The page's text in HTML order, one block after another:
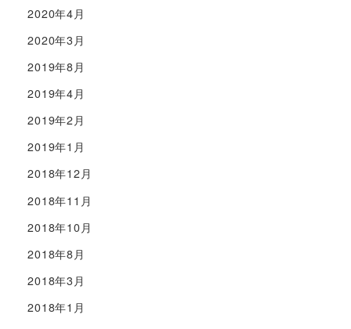
2020年4月
2020年3月
2019年8月
2019年4月
2019年2月
2019年1月
2018年12月
2018年11月
2018年10月
2018年8月
2018年3月
2018年1月